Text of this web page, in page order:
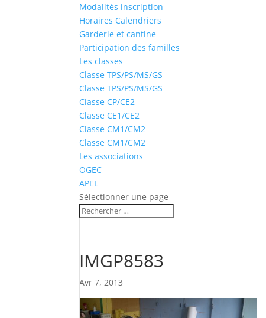
Modalités inscription
Horaires Calendriers
Garderie et cantine
Participation des familles
Les classes
Classe TPS/PS/MS/GS
Classe TPS/PS/MS/GS
Classe CP/CE2
Classe CE1/CE2
Classe CM1/CM2
Classe CM1/CM2
Les associations
OGEC
APEL
Sélectionner une page
IMGP8583
Avr 7, 2013